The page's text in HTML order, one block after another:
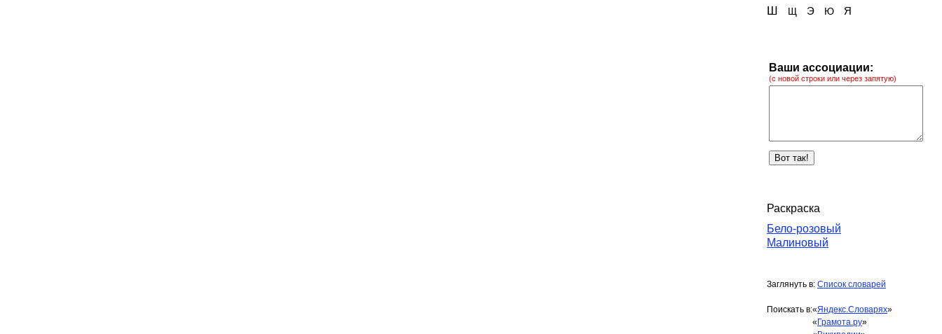
Ш Щ Э Ю Я
Ваши ассоциации:
(с новой строки или через запятую)
Раскраска
Бело-розовый
Малиновый
Заглянуть в: Список словарей
Поискать в:«Яндекс.Словарях»
« Грамота.ру»